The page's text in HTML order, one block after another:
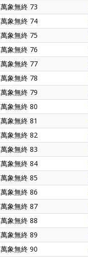
萬象無終 73
萬象無終 74
萬象無終 75
萬象無終 76
萬象無終 77
萬象無終 78
萬象無終 79
萬象無終 80
萬象無終 81
萬象無終 82
萬象無終 83
萬象無終 84
萬象無終 85
萬象無終 86
萬象無終 87
萬象無終 88
萬象無終 89
萬象無終 90